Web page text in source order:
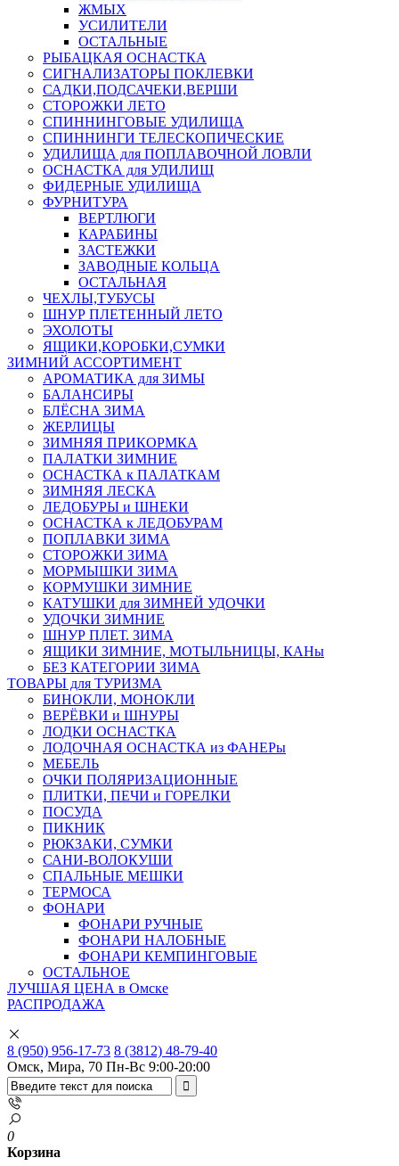
ЖМЫХ
УСИЛИТЕЛИ
ОСТАЛЬНЫЕ
РЫБАЦКАЯ ОСНАСТКА
СИГНАЛИЗАТОРЫ ПОКЛЕВКИ
САДКИ,ПОДСАЧЕКИ,ВЕРШИ
СТОРОЖКИ ЛЕТО
СПИННИНГОВЫЕ УДИЛИЩА
СПИННИНГИ ТЕЛЕСКОПИЧЕСКИЕ
УДИЛИЩА для ПОПЛАВОЧНОЙ ЛОВЛИ
ОСНАСТКА для УДИЛИЩ
ФИДЕРНЫЕ УДИЛИЩА
ФУРНИТУРА
ВЕРТЛЮГИ
КАРАБИНЫ
ЗАСТЕЖКИ
ЗАВОДНЫЕ КОЛЬЦА
ОСТАЛЬНАЯ
ЧЕХЛЫ,ТУБУСЫ
ШНУР ПЛЕТЕННЫЙ ЛЕТО
ЭХОЛОТЫ
ЯЩИКИ,КОРОБКИ,СУМКИ
ЗИМНИЙ АССОРТИМЕНТ
АРОМАТИКА для ЗИМЫ
БАЛАНСИРЫ
БЛЁСНА ЗИМА
ЖЕРЛИЦЫ
ЗИМНЯЯ ПРИКОРМКА
ПАЛАТКИ ЗИМНИЕ
ОСНАСТКА к ПАЛАТКАМ
ЗИМНЯЯ ЛЕСКА
ЛЕДОБУРЫ и ШНЕКИ
ОСНАСТКА к ЛЕДОБУРАМ
ПОПЛАВКИ ЗИМА
СТОРОЖКИ ЗИМА
МОРМЫШКИ ЗИМА
КОРМУШКИ ЗИМНИЕ
КАТУШКИ для ЗИМНЕЙ УДОЧКИ
УДОЧКИ ЗИМНИЕ
ШНУР ПЛЕТ. ЗИМА
ЯЩИКИ ЗИМНИЕ, МОТЫЛЬНИЦЫ, КАНы
БЕЗ КАТЕГОРИИ ЗИМА
ТОВАРЫ для ТУРИЗМА
БИНОКЛИ, МОНОКЛИ
ВЕРЁВКИ и ШНУРЫ
ЛОДКИ ОСНАСТКА
ЛОДОЧНАЯ ОСНАСТКА из ФАНЕРы
МЕБЕЛЬ
ОЧКИ ПОЛЯРИЗАЦИОННЫЕ
ПЛИТКИ, ПЕЧИ и ГОРЕЛКИ
ПОСУДА
ПИКНИК
РЮКЗАКИ, СУМКИ
САНИ-ВОЛОКУШИ
СПАЛЬНЫЕ МЕШКИ
ТЕРМОСА
ФОНАРИ
ФОНАРИ РУЧНЫЕ
ФОНАРИ НАЛОБНЫЕ
ФОНАРИ КЕМПИНГОВЫЕ
ОСТАЛЬНОЕ
ЛУЧШАЯ ЦЕНА в Омске
РАСПРОДАЖА
8 (950) 956-17-73 8 (3812) 48-79-40
Омск, Мира, 70 Пн-Вс 9:00-20:00
0
Корзина